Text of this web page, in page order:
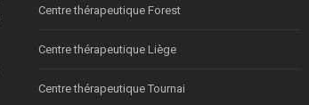
Centre thérapeutique Forest
Centre thérapeutique Liège
Centre thérapeutique Tournai